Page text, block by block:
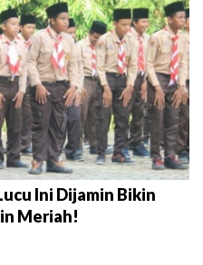
Ini Dijamin Bikin
Meriah!